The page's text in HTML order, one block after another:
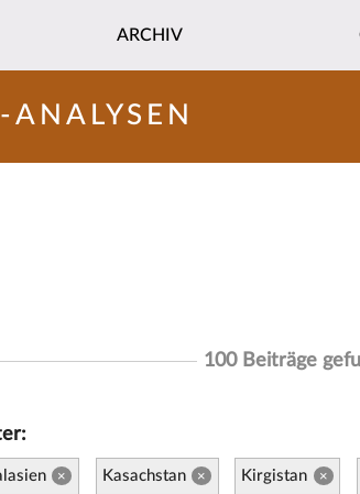
ARCHIV
100 Beiträge
× Kasachstan × Kirgistan ×